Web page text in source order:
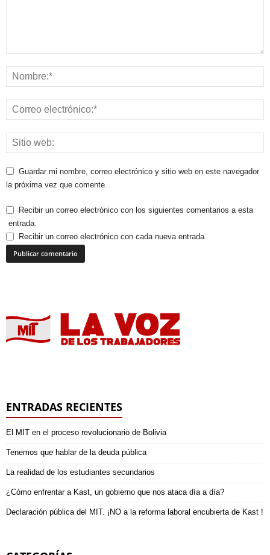
Guardar mi nombre, correo electrónico y sitio web en este navegador
la próxima vez que comente.
Recibir un correo electrónico con los siguientes comentarios a esta
entrada.
Recibir un correo electrónico con cada nueva entrada.
ENTRADAS RECIENTES
El MIT en el proceso revolucionario de Bolivia
Tenemos que hablar de la deuda pública
La realidad de los estudiantes secundarios
¿Cómo enfrentar a Kast, un gobierno que nos ataca día a día?
Declaración pública del MIT. ¡NO a la reforma laboral encubierta de Kast !